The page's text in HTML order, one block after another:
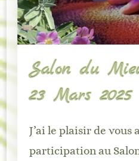
Salon du
23 Mars 2025
J’ai le plaisir de vous
participation au